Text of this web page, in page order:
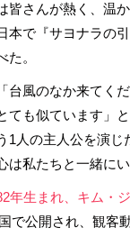
皆さんが熱く、温
本で『サヨナラの
。
風のなか来てく
ても似ています」
1人の主人公を演じ
は私たちと一緒に
年生まれ、キム・
で公開され、観客